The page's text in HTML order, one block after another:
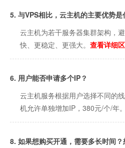
5. 与VPS相比，云主机的主要优势是
云主机为若干服务器集群架构，
快、更稳定、更强大。 查看详细
6. 用户能否申请多个IP？
云主机服务根据用户选择不同的
机允许单独增加IP，380元/个/年。
8. 如果想购买开通，需要多长时间